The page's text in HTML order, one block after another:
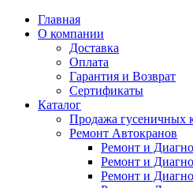
Главная
О компании
Доставка
Оплата
Гарантия и Возврат
Сертификаты
Каталог
Продажа
Ремонт Автокранов
Ремонт и
Ремонт и
Ремонт и